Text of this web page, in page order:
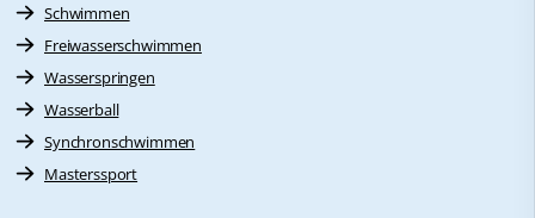
Schwimmen
Freiwasserschwimmen
Wasserspringen
Wasserball
Synchronschwimmen
Masterssport